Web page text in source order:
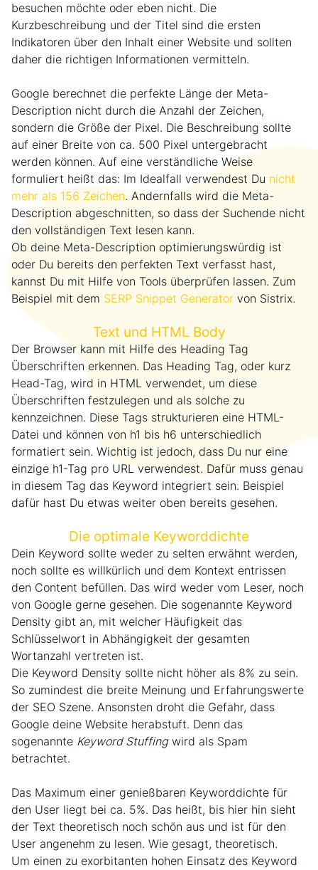
besuchen möchte oder eben nicht. Die
Kurzbeschreibung und der Titel sind die ersten
Indikatoren über den Inhalt einer Website und sollten
daher die richtigen Informationen vermitteln.
Google berechnet die perfekte Länge der Meta-
Description nicht durch die Anzahl der Zeichen,
sondern die Größe der Pixel. Die Beschreibung sollte
auf einer Breite von ca. 500 Pixel untergebracht
werden können. Auf eine verständliche Weise
formuliert heißt das: Im Idealfall verwendest Du nicht
mehr als 156 Zeichen. Andernfalls wird die Meta-
Description abgeschnitten, so dass der Suchende nicht
den vollständigen Text lesen kann.
Ob deine Meta-Description optimierungswürdig ist
oder Du bereits den perfekten Text verfasst hast,
kannst Du mit Hilfe von Tools überprüfen lassen. Zum
Beispiel mit dem SERP Snippet Generator von Sistrix.
Text und HTML Body
Der Browser kann mit Hilfe des Heading Tag
Überschriften erkennen. Das Heading Tag, oder kurz
Head-Tag, wird in HTML verwendet, um diese
Überschriften festzulegen und als solche zu
kennzeichnen. Diese Tags strukturieren eine HTML-
Datei und können von h1 bis h6 unterschiedlich
formatiert sein. Wichtig ist jedoch, dass Du nur eine
einzige h1-Tag pro URL verwendest. Dafür muss genau
in diesem Tag das Keyword integriert sein. Beispiel
dafür hast Du etwas weiter oben bereits gesehen.
Die optimale Keyworddichte
Dein Keyword sollte weder zu selten erwähnt werden,
noch sollte es willkürlich und dem Kontext entrissen
den Content befüllen. Das wird weder vom Leser, noch
von Google gerne gesehen. Die sogenannte Keyword
Density gibt an, mit welcher Häufigkeit das
Schlüsselwort in Abhängigkeit der gesamten
Wortanzahl vertreten ist.
Die Keyword Density sollte nicht höher als 8% zu sein.
So zumindest die breite Meinung und Erfahrungswerte
der SEO Szene. Ansonsten droht die Gefahr, dass
Google deine Website herabstuft. Denn das
sogenannte Keyword Stuffingwird als Spam
betrachtet.
Das Maximum einer genießbaren Keyworddichte für
den User liegt bei ca. 5%. Das heißt, bis hier hin sieht
der Text theoretisch noch schön aus und ist für den
User angenehm zu lesen. Wie gesagt, theoretisch.
Um einen zu exorbitanten hohen Einsatz des Keyword